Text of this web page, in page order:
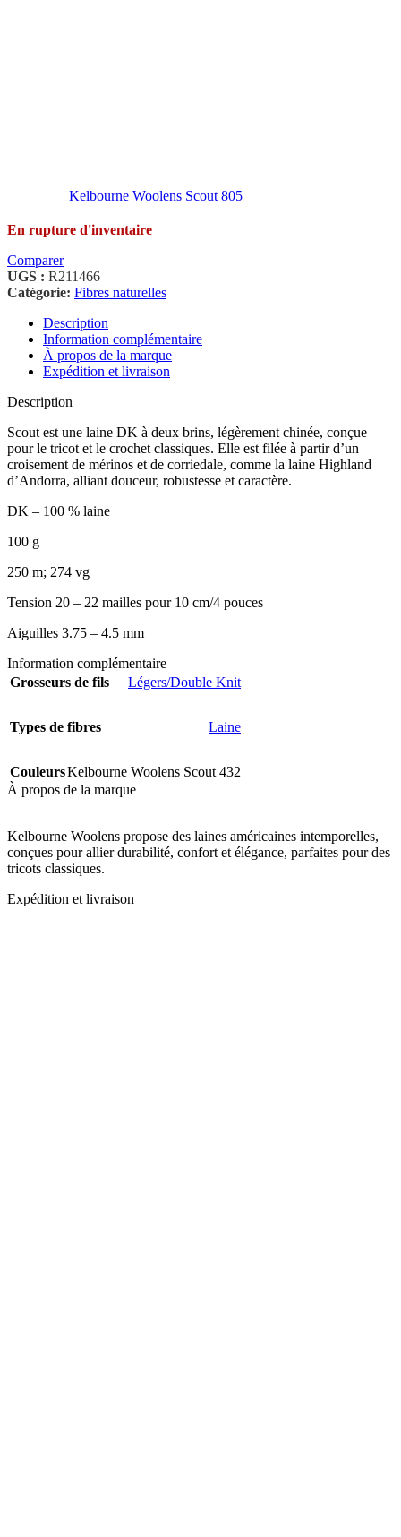
Kelbourne Woolens Scout 805
En rupture d'inventaire
Comparer
UGS : R211466
Catégorie: Fibres naturelles
Description
Information complémentaire
À propos de la marque
Expédition et livraison
Description
Scout est une laine DK à deux brins, légèrement chinée, conçue
pour le tricot et le crochet classiques. Elle est filée à partir d’un
croisement de mérinos et de corriedale, comme la laine Highland
d’Andorra, alliant douceur, robustesse et caractère.
DK – 100 % laine
100 g
250 m; 274 vg
Tension 20 – 22 mailles pour 10 cm/4 pouces
Aiguilles 3.75 – 4.5 mm
Information complémentaire
Grosseurs de fils
Légers/Double Knit
Types de fibres Laine
CouleursKelbourne Woolens Scout 432
À propos de la marque
Kelbourne Woolens propose des laines américaines intemporelles,
conçues pour allier durabilité, confort et élégance, parfaites pour des
tricots classiques.
Expédition et livraison